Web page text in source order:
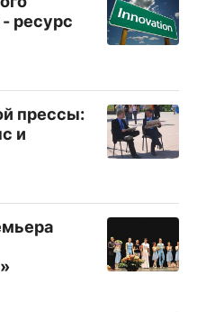
ресурс
прессы:
и